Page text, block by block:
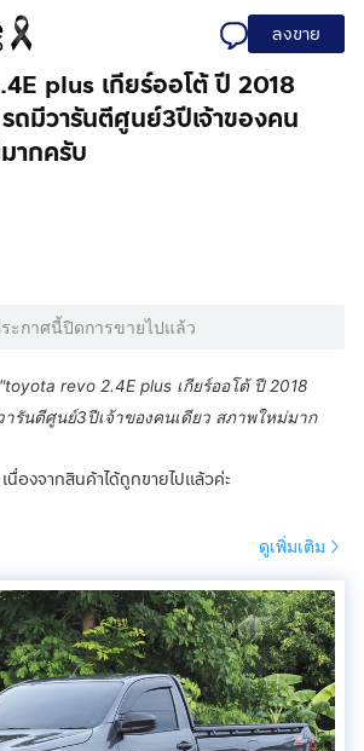
ลงขาย
plus เกียร์ออโต้ ปี 2018
ถมีวารันตีศูนย์3ปีเจ้าของคน
ากครับ
ะกาศนี้ปิดการขายไปแล้ว
"toyota revo 2.4E plus เกียร์ออโต้ ปี 2018
ารันตีศูนย์3ปีเจ้าของคนเดียว สภาพใหม่มาก
นื่องจากสินค้าได้ถูกขายไปแล้วค่ะ
ดูเพิ่มเติม